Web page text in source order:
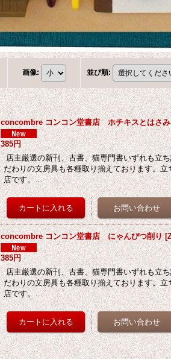
画像: 並び順:
concombre コンコン堂書店 ホチキスとはさみ
385円
店主厳選の新刊、古書、猫専門書いずれも立
だわりの文房具も各種取り揃えております。
店です。…
concombre コンコン堂書店 にゃんぴつ削り [
385円
店主厳選の新刊、古書、猫専門書いずれも立
だわりの文房具も各種取り揃えております。
店です。…